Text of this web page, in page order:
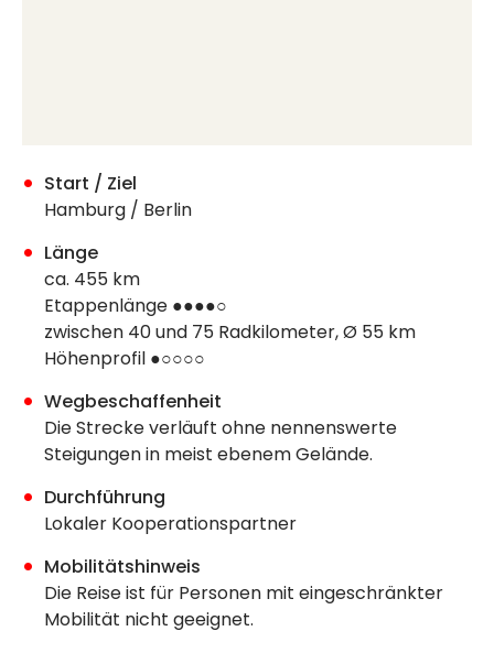
Start / Ziel
Hamburg / Berlin
Länge
ca. 455 km
Etappenlänge ●●●●○
zwischen 40 und 75 Radkilometer, Ø 55 km
Höhenprofil ●○○○○
Wegbeschaffenheit
Die Strecke verläuft ohne nennenswerte
Steigungen in meist ebenem Gelände.
Durchführung
Lokaler Kooperationspartner
Mobilitätshinweis
Die Reise ist für Personen mit eingeschränkter
Mobilität nicht geeignet.